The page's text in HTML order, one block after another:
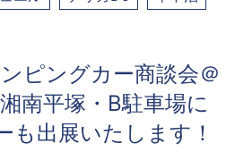
ピングカー商談会＠
南平塚・B駐車場に
も出展いたします！